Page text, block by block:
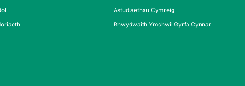
Astudiaethau Cymreig
Rhwydwaith Ymchwil Gyrfa Cynnar